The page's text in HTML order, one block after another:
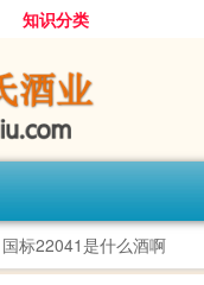
知识分类
国标22041是什么酒啊